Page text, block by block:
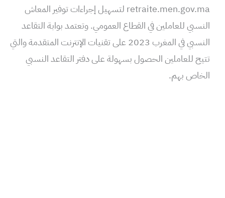
retraite.men.gov.ma لتسهيل إجراءات توفير المعاش
النسبي للعاملين في القطاع العمومي. وتعتمد بوابة التقاعد
النسبي في المغرب 2023 على تقنيات الإنترنت المتقدمة والتي
تتيح للعاملين الحصول بسهولة على دفتر التقاعد النسبي
الخاص بهم.